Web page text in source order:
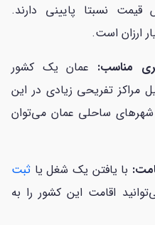
نسبتا پایینی دارند.
ارزان است.
مناسب: عمان یک کشور
تفریحی زیادی در این
شهرهای ساحلی عمان می‌توان
با یافتن یک شغل یا ثبت
اقامت این کشور را به